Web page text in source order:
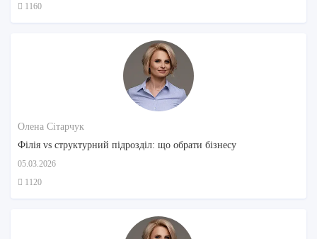
1160
Олена Сітарчук
Філія vs структурний підрозділ: що обрати бізнесу
05.03.2026
1120